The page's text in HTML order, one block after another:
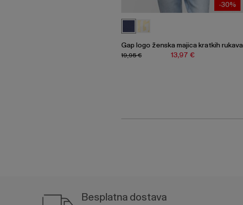
-30%
Gap logo ženska majica kratkih rukava
13,97 €
19,95 €
Besplatna dostava